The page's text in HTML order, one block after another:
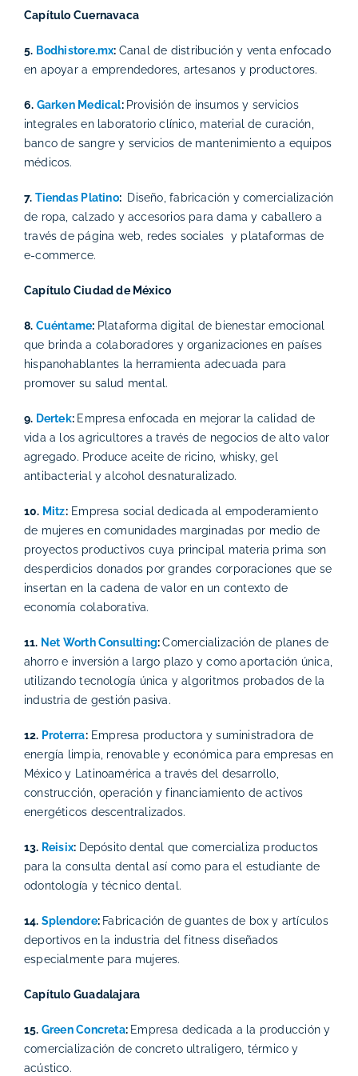
Capítulo Cuernavaca
5. Bodhistore.mx: Canal de distribución y venta enfocado
en apoyar a emprendedores, artesanos y productores.
6. Garken Medical: Provisión de insumos y servicios
integrales en laboratorio clínico, material de curación,
banco de sangre y servicios de mantenimiento a equipos
médicos.
7. Tiendas Platino: Diseño, fabricación y comercialización
de ropa, calzado y accesorios para dama y caballero a
través de página web, redes sociales y plataformas de
e-commerce.
Capítulo Ciudad de México
8. Cuéntame: Plataforma digital de bienestar emocional
que brinda a colaboradores y organizaciones en países
hispanohablantes la herramienta adecuada para
promover su salud mental.
9. Dertek: Empresa enfocada en mejorar la calidad de
vida a los agricultores a través de negocios de alto valor
agregado. Produce aceite de ricino, whisky, gel
antibacterial y alcohol desnaturalizado.
10. Mitz:Empresa social dedicada al empoderamiento
de mujeres en comunidades marginadas por medio de
proyectos productivos cuya principal materia prima son
desperdicios donados por grandes corporaciones que se
insertan en la cadena de valor en un contexto de
economía colaborativa.
11. Net Worth Consulting:Comercialización de planes de
ahorro e inversión a largo plazo y como aportación única,
utilizando tecnología única y algoritmos probados de la
industria de gestión pasiva.
12. Proterra:Empresa productora y suministradora de
energía limpia, renovable y económica para empresas en
México y Latinoamérica a través del desarrollo,
construcción, operación y financiamiento de activos
energéticos descentralizados.
13. Reisix: Depósito dental que comercializa productos
para la consulta dental así como para el estudiante de
odontología y técnico dental.
14. Splendore: Fabricación de guantes de box y artículos
deportivos en la industria del fitness diseñados
especialmente para mujeres.
Capítulo Guadalajara
15. Green Concreta: Empresa dedicada a la producción y
comercialización de concreto ultraligero, térmico y
acústico.